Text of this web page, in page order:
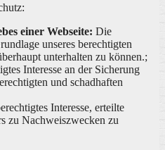
einer Webseite: Die
unseres berechtigten
unterhalten zu können.;
Interesse an der Sicherung
und schadhaften
Interesse, erteilte
zu Nachweiszwecken zu